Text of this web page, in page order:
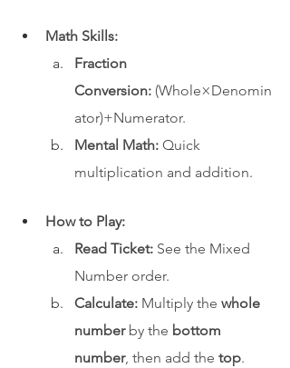
Math Skills:
Fraction
Conversion: (Whole×Denomin
ator)+Numerator.
Mental Math: Quick
multiplication and addition.
How to Play:
Read Ticket: See the Mixed
Number order.
Calculate: Multiply the whole
number by the bottom
number, then add the top.